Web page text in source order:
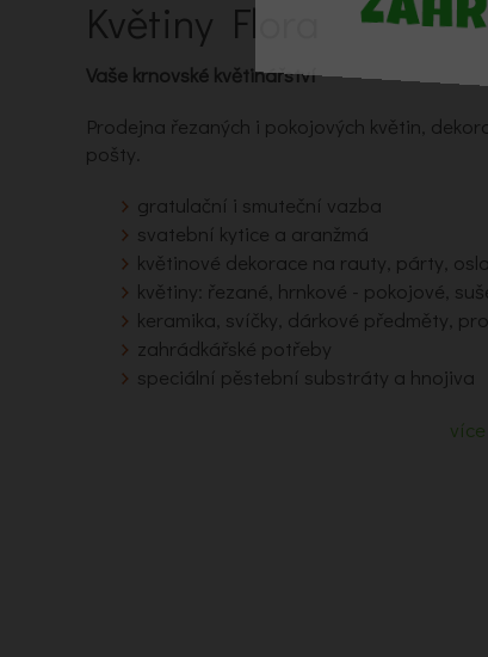
Květiny Flora
Vaše krnovské květinářství
Prodejna řezaných i pokojových květin,
pošty.
gratulační i smuteční vazba
svatební kytice a aranžmá
květinové dekorace na rauty, párty,
květiny: řezané, hrnkové - pokojové,
keramika, svíčky, dárkové předměty,
zahrádkářské potřeby
speciální pěstební substráty a hnojiva